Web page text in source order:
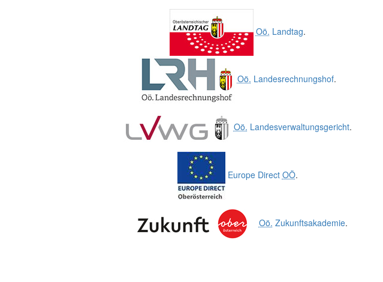
Oö. Landtag.
Oö. Landesrechnungshof.
Oö. Landesverwaltungsgericht.
Europe Direct OÖ.
Oö. Zukunftsakademie.